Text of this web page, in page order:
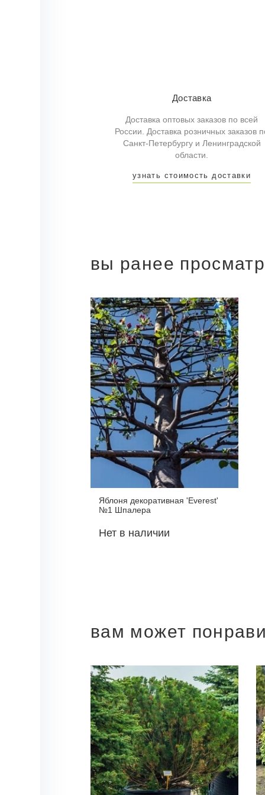
Доставка
Доставка оптовых заказов по всей
России. Доставка розничных заказов
Санкт-Петербургу и Ленинградской
области.
узнать стоимость доставки
вы ранее
Яблоня декоративная 'Everest'
№1 Шпалера
Нет в наличии
вам может